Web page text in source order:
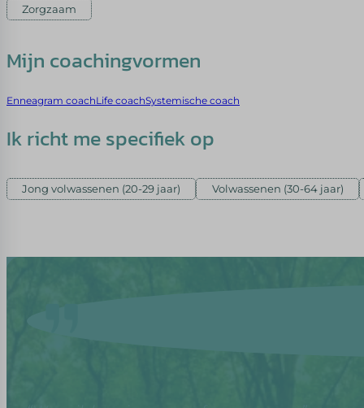
Zorgzaam
Mijn coachingvormen
Enneagram coachLife coachSystemische coach
Ik richt me specifiek op
Jong volwassenen (20-29 jaar) Volwassenen (30-64 jaar)